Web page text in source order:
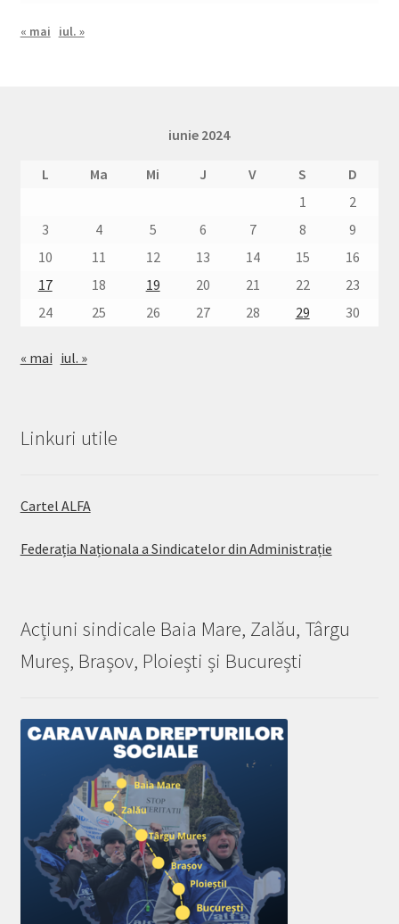
« mai iul. »
iunie 2024
L Ma Mi J V S
D
1
2
3
4 5 6 7 8
9
10
11 12 13 14 15
16
17
18 19 20 21 22
23
24
25 26 27 28 29 30
« mai iul. »
Linkuri utile
Cartel ALFA
Federația Naționala a Sindicatelor din Administrație
Acțiuni sindicale Baia Mare, Zalău, Târgu
Mureș, Brașov, Ploiești și București